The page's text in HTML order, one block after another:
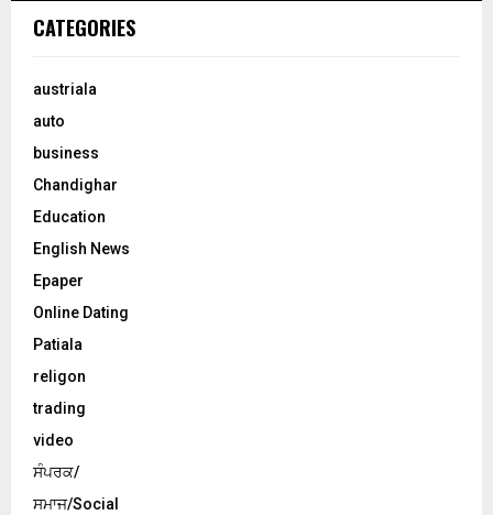
CATEGORIES
austriala
auto
business
Chandighar
Education
English News
Epaper
Online Dating
Patiala
religon
trading
video
ਸੰਪਰਕ/
ਸਮਾਜ/Social